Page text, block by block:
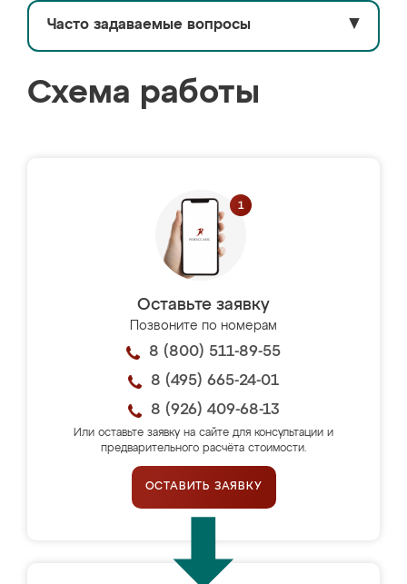
Часто задаваемые вопросы ▼
Схема работы
Оставьте заявку
Позвоните по номерам
8 (800) 511-89-55
8 (495) 665-24-01
8 (926) 409-68-13
Или оставьте заявку на сайте для консультации и
предварительного расчёта стоимости.
ОСТАВИТЬ ЗАЯВКУ